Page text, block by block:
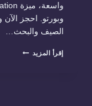
وبورتو. احجز
الصيف والبحث…
إقرأ المزيد ليموزين